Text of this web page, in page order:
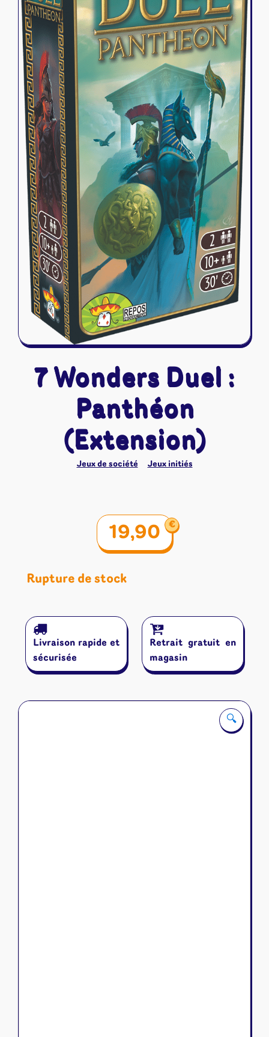
Naruto Mythos
Autres
Tapis de jeu
🔍
7 Wonders Duel :
Panthéon
(Extension)
Jeux de société Jeux initiés
19,90 €
Rupture de stock
Livraison rapide et
sécurisée
Retrait gratuit en
magasin